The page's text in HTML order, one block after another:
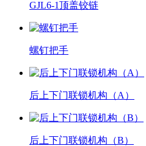
GJL6-1顶盖铰链
螺钉把手
后上下门联锁机构（A）
后上下门联锁机构（B）